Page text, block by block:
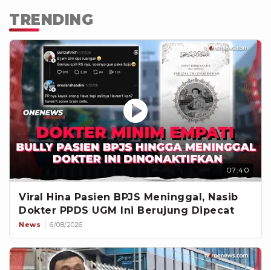
TRENDING
07:40
Viral Hina Pasien BPJS Meninggal, Nasib
Dokter PPDS UGM Ini Berujung Dipecat
News 6/08/2026